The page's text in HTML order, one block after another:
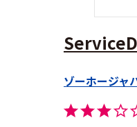
ゾーホージャ